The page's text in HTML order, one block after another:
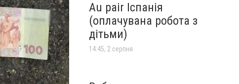
Au pair Іспанія
(оплачувана робота з
дітьми)
14:45, 2 серпня